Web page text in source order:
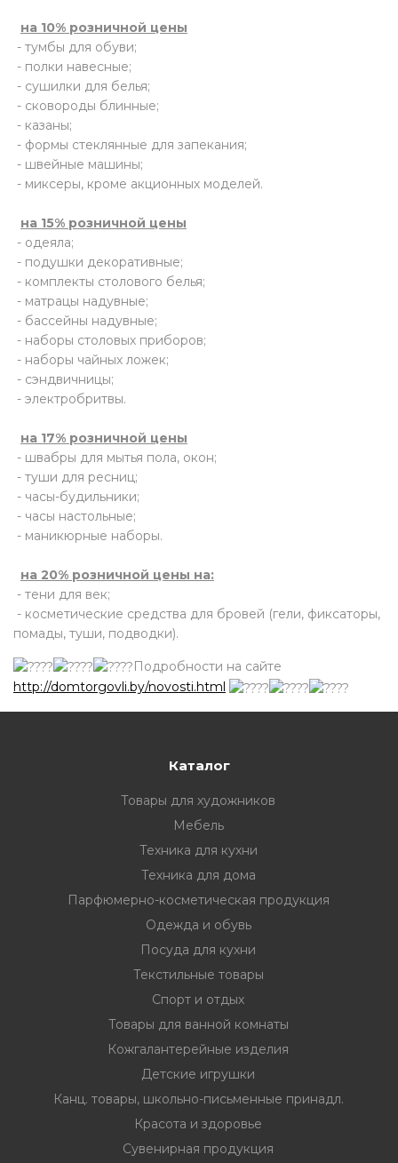
или
на 10% розничной цены
- тумбы для обуви;
- полки навесные;
- сушилки для белья;
- сковороды блинные;
- казаны;
- формы стеклянные для запекания;
- швейные машины;
- миксеры, кроме акционных моделей.
на 15% розничной цены
- одеяла;
- подушки декоративные;
- комплекты столового белья;
- матрацы надувные;
- бассейны надувные;
- наборы столовых приборов;
- наборы чайных ложек;
- сэндвичницы;
- электробритвы.
на 17% розничной цены
- швабры для мытья пола, окон;
- туши для ресниц;
- часы-будильники;
- часы настольные;
- маникюрные наборы.
на 20% розничной цены на:
- тени для век;
- косметические средства для бровей (гели, фиксаторы,
помады, туши, подводки).
Подробности на сайте
http://domtorgovli.by/novosti.html
Каталог
Товары для художников
Мебель
Техника для кухни
Техника для дома
Парфюмерно-косметическая продукция
Одежда и обувь
Посуда для кухни
Текстильные товары
Спорт и отдых
Товары для ванной комнаты
Кожгалантерейные изделия
Детские игрушки
Канц. товары, школьно-письменные принадл.
Красота и здоровье
Сувенирная продукция